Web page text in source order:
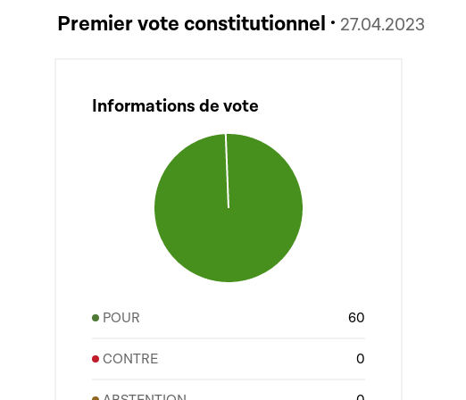
Premier vote constitutionnel · 27.04.2023
Informations de vote
POUR 60
CONTRE 0